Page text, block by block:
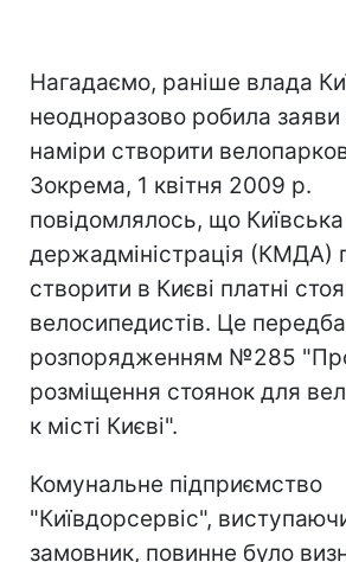
Нагадаємо, раніше влада
неодноразово робила
наміри створити
Зокрема, 1 квітня 2009 р.
повідомлялось, що
держадміністрація (КМДА)
створити в Києві платні
велосипедистів. Це
розпорядженням №285
розміщення стоянок для
к місті Києві".
Комунальне підприємство
"Київдорсервіс",
замовник, повинне було